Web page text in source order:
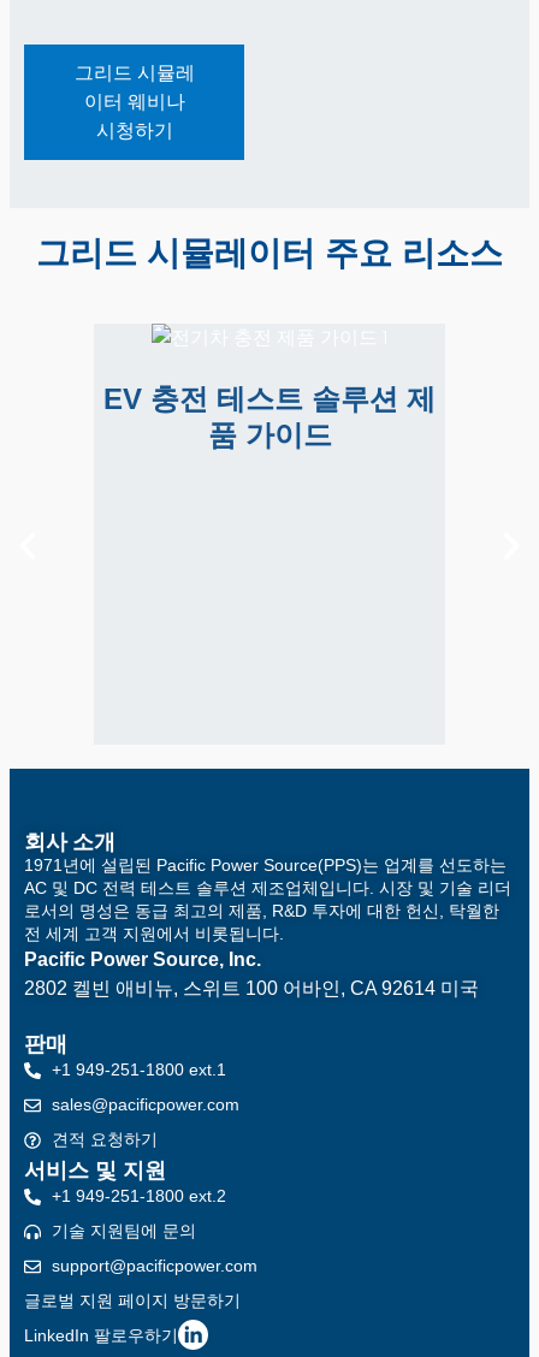
그리드 시뮬레
이터 웨비나
시청하기
그리드 시뮬레이터 주요 리소스
EV 충전 테스트 솔루션 제
품 가이드
EV 충전 테스트 솔루션
회사 소개
1971년에 설립된 Pacific Power Source(PPS)는 업계를 선도하는
AC 및 DC 전력 테스트 솔루션 제조업체입니다. 시장 및 기술 리더
로서의 명성은 동급 최고의 제품, R&D 투자에 대한 헌신, 탁월한
전 세계 고객 지원에서 비롯됩니다.
Pacific Power Source, Inc.
2802 켈빈 애비뉴, 스위트 100 어바인, CA 92614 미국
판매
+1 949-251-1800 ext.1
sales@pacificpower.com
견적 요청하기
서비스 및 지원
+1 949-251-1800 ext.2
기술 지원팀에 문의
support@pacificpower.com
글로벌 지원 페이지 방문하기
LinkedIn 팔로우하기